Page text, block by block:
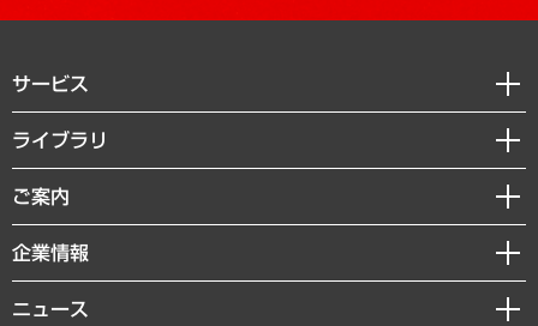
サービス
経営戦略
組織・人事戦略
デジタルイノベーション
共生・ダイバーシティ
ライブラリ
経済調査
レポート
コラム
ご案内
セミナー・イベント情報
MUFGビジネスセミナー
受託案件情報
企業情報
私たちの想い
ニュース